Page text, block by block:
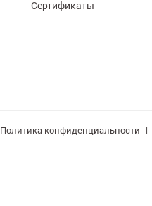
Сертификаты
Политика конфиденциальности |